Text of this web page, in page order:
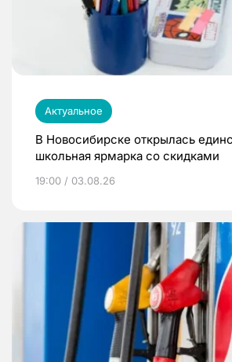
Актуальное
В Новосибирске открылась
школьная ярмарка со скидками
19:00 / 03.08.26